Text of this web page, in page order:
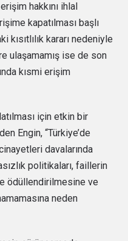
hakkını ihlal
kapatılması başlı
kısıtlılık kararı nedeniyle
ulaşamamış ise de son
kısmi erişim
için etkin bir
Engin, “Türkiye’de
davalarında
politikaları, faillerin
ödüllendirilmesine ve
neden